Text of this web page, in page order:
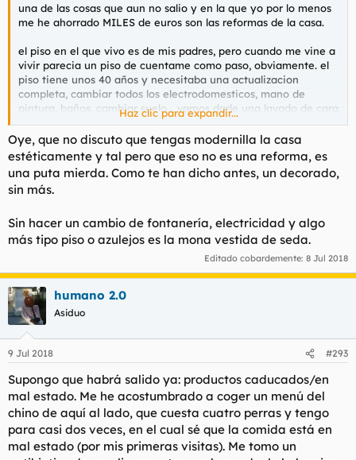
una de las cosas que aun no salio y en la que yo por lo menos
me he ahorrado MILES de euros son las reformas de la casa.
el piso en el que vivo es de mis padres, pero cuando me vine a
vivir parecia un piso de cuentame como paso, obviamente. el
piso tiene unos 40 años y necesitaba una actualizacion
completa, cambiar todos los electrodomesticos, mano de
pintura, baños, cambiar suelo... vamos darle una lavado de cara
completo al asunto para dejarlo mas o menos modernillo y
decente.
llame a un taxi cuandoi se acerco,su molona matricula me
fascino....No , en serio, llame a un tio amigo de mi padre que
hace reformas para que le hechara un ojo y me presupuestase
de puta para dejarlo feten. Lo mande a tomar por culo,
obviasmente.
pues bien, me puse a ver videos de jewtube de reformas
baratas para dummies et voila, Compre yo la pintura, lo pinte
yo, en vez de casmbiar todo el suelo alquile una lijadora, lo lije
y lo barnize yo. los electrodomesticos de la cocina comprados
por la hinternete en oulets, me ahorre mas de 1000 pavos con
respecto si los hubiera comprado en mierdamarkt o
similares...los baños, en vez de echarlos a abajo y hacerlos
nuevos (3000 pavos por baño no te lo mquita nadie), le repinte
los azulejos, le cambie los muebles por cosas modernillas
pilladas en el wallapop, la ducha etc... con 800 pavos por baño
los deje mas que decente.
los muebles, comprados mtodos por la hinternete o por el
wallapop, me salieron como un 80% mas baratos que en
cualquier tienda de muebles de susureros de mierrda.
Haz clic para expandir...
Oye, que no discuto que tengas modernilla la casa
estéticamente y tal pero que eso no es una reforma, es
una puta mierda. Como te han dicho antes, un decorado,
sin más.
Sin hacer un cambio de fontanería, electricidad y algo
más tipo piso o azulejos es la mona vestida de seda.
Editado cobardemente: 8 Jul 2018
humano 2.0
Asiduo
9 Jul 2018 #293
Supongo que habrá salido ya: productos caducados/en
mal estado. Me he acostumbrado a coger un menú del
chino de aquí al lado, que cuesta cuatro perras y tengo
para casi dos veces, en el cual sé que la comida está en
mal estado (por mis primeras visitas). Me tomo un